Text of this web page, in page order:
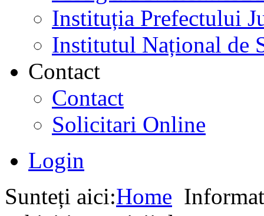
Instituția Prefectului
Institutul Național de
Contact
Contact
Solicitari Online
Login
Sunteți aici:Home